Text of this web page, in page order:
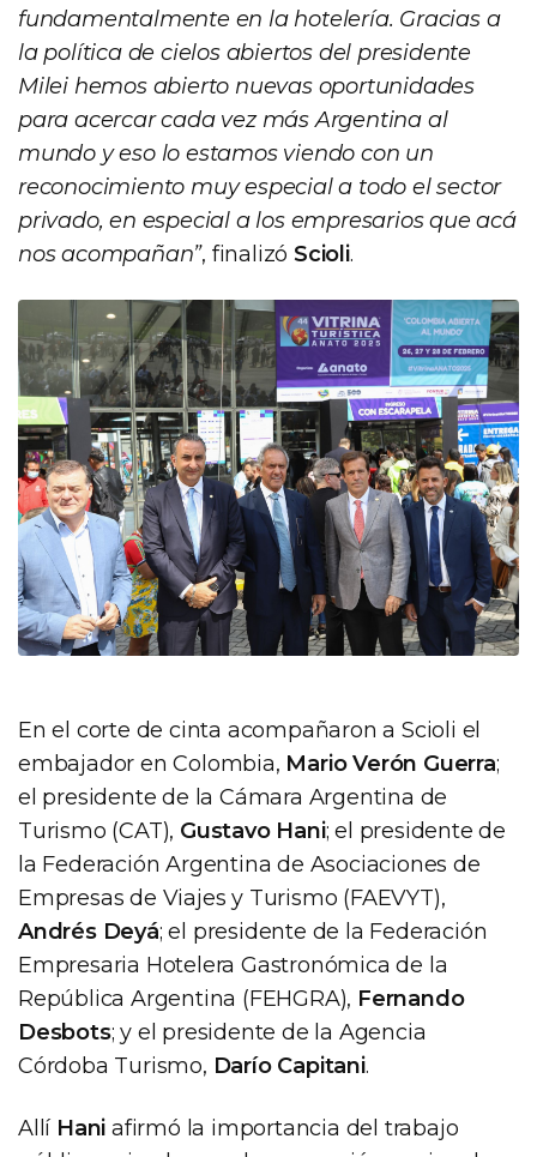
fundamentalmente en la hotelería. Gracias a
la política de cielos abiertos del presidente
Milei hemos abierto nuevas oportunidades
para acercar cada vez más Argentina al
mundo y eso lo estamos viendo con un
reconocimiento muy especial a todo el sector
privado, en especial a los empresarios que acá
nos acompañan”, finalizóScioli.
En el corte de cinta acompañaron a Scioli el
embajador en Colombia, Mario Verón Guerra;
el presidente de la Cámara Argentina de
Turismo (CAT), Gustavo Hani; el presidente de
la Federación Argentina de Asociaciones de
Empresas de Viajes y Turismo (FAEVYT),
Andrés Deyá; el presidente de la Federación
Empresaria Hotelera Gastronómica de la
República Argentina (FEHGRA), Fernando
Desbots; y el presidente de la Agencia
Córdoba Turismo, Darío Capitani.
Allí Hani afirmó la importancia del trabajo